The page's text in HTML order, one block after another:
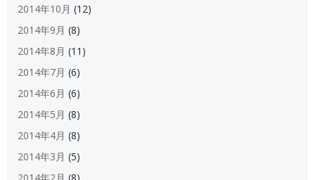
2014年10月 (12)
2014年9月 (8)
2014年8月 (11)
2014年7月 (6)
2014年6月 (6)
2014年5月 (8)
2014年4月 (8)
2014年3月 (5)